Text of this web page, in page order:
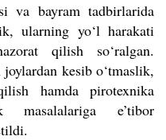
va bayram tadbirlarida
ularning yo‘l harakati
qilish so‘ralgan.
kesib o‘tmaslik,
hamda pirotexnika
masalalariga e’tibor